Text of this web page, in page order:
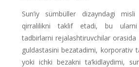
Sun’iy sümbüller dizayndagi misli
qirralilikni taklif etadi, bu
tadbirlarni rejalashtiruvchilar orasida
guldastasini bezatadimi, korporativ
yoki ichki bezakni ta’kidlaydimi,